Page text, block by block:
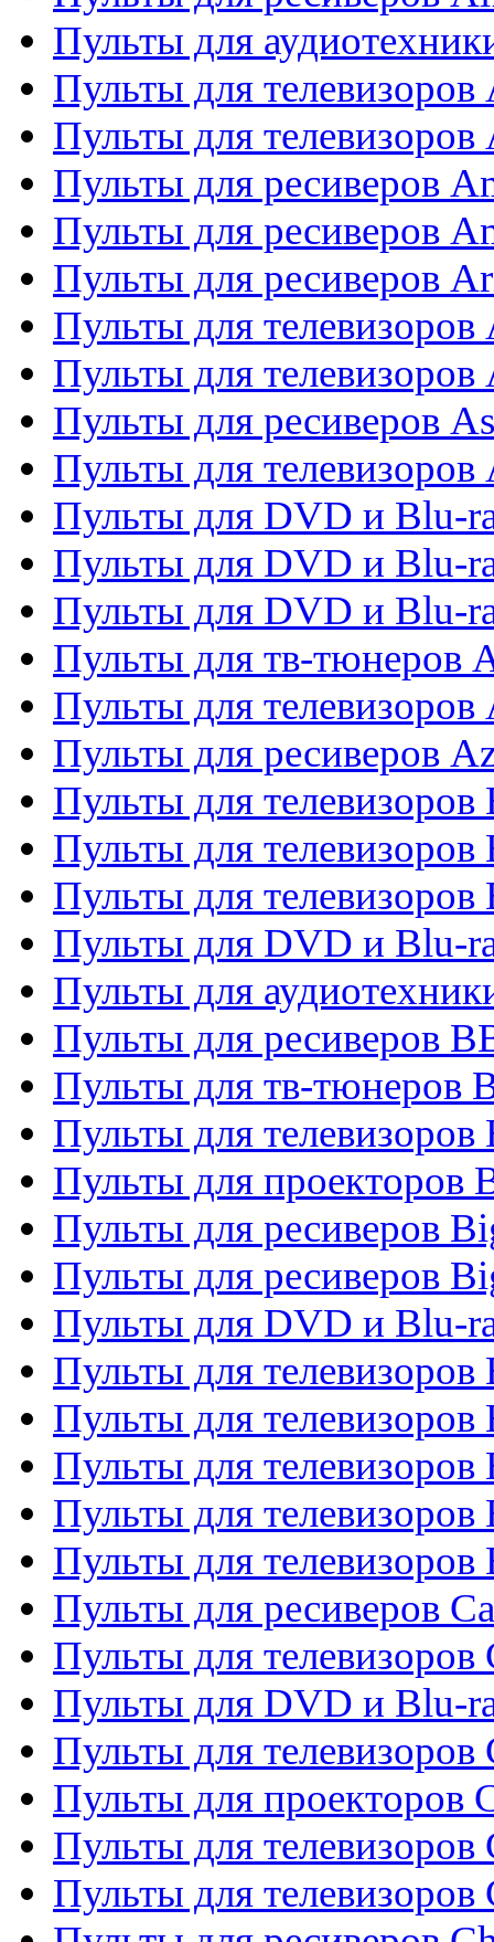
Пульты для
Пульты для
Пульты для
Пульты для ресиверов
Пульты для ресиверов
Пульты для ресиверов
Пульты для
Пульты для телевизоров
Пульты для ресиверов
Пульты для телевизоров
Пульты для DVD и Blu-
Пульты для DVD и Blu-
Пульты для DVD и Blu-
Пульты для тв-тюнеров
Пульты для телевизоров
Пульты для ресиверов
Пульты для
Пульты для
Пульты для
Пульты для DVD и Blu-
Пульты для
Пульты для ресиверов
Пульты для тв-тюнеров
Пульты для телевизоров
Пульты для проекторов
Пульты для ресиверов
Пульты для ресиверов
Пульты для DVD и Blu-
Пульты для телевизоров
Пульты для телевизоров
Пульты для телевизоров
Пульты для телевизоров
Пульты для телевизоров
Пульты для ресиверов
Пульты для телевизоров
Пульты для DVD и Blu-
Пульты для телевизоров
Пульты для проекторов
Пульты для телевизоров
Пульты для телевизоров